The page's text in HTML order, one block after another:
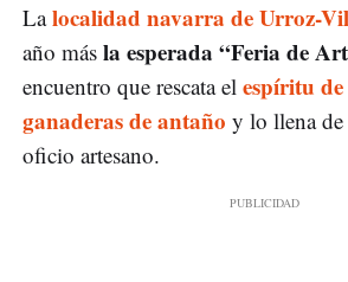
Lalocalidad navarra de Urroz-
año más la esperada “Feria de
encuentro que rescata el espíritu
ganaderas de antaño y lo llena
oficio artesano.